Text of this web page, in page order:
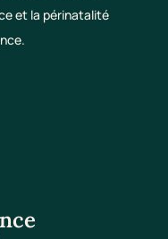
et la périnatalité